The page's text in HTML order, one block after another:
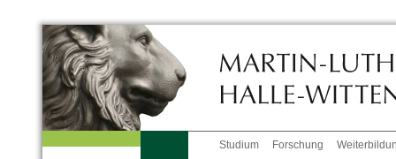
Studium Forschung